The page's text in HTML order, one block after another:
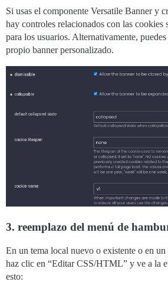
Si usas el componente Versatile Banner y
hay controles relacionados con las cookies
para los usuarios. Alternativamente,
propio banner personalizado.
3. reemplazo del menú de
En un tema local nuevo o existente o en un
haz clic en “Editar CSS/HTML” y ve a la
esto: